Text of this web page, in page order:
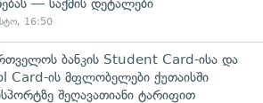
— საქმის დეტალები
16:50
ბანკის Student Card-ისა და
Card-ის მფლობელები ქუთაისში
შეღავათიანი ტარიფით